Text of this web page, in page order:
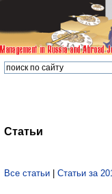
Статьи
Все статьи | Статьи за